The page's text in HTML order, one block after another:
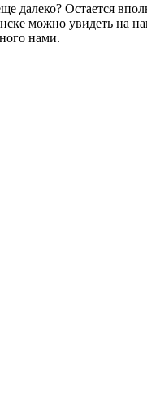
далеко? Остается
можно увидеть
нами.